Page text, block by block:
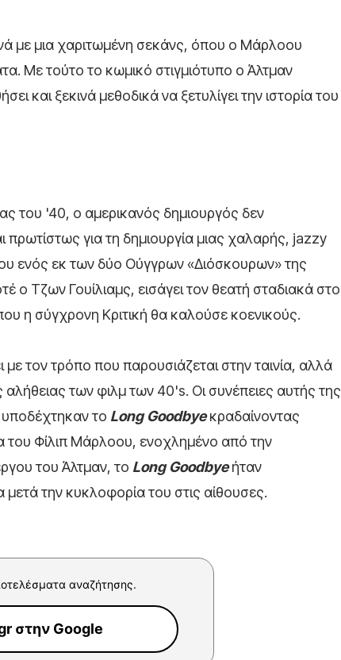
με μια χαριτωμένη σεκάνς, όπου ο Μάρλοου
Με τούτο το κωμικό στιγμιότυπο ο Άλτμαν
και ξεκινά μεθοδικά να ξετυλίγει την ιστορία του
του '40, ο αμερικανός δημιουργός δεν
για τη δημιουργία μιας χαλαρής, jazzy
ενός εκ των δύο Ούγγρων «Διόσκουρων» της
Τζων Γουίλιαμς, εισάγει τον θεατή σταδιακά στο
η σύγχρονη Κριτική θα καλούσε κοενικούς.
τον τρόπο που παρουσιάζεται στην ταινία, αλλά
των φιλμ των 40's. Οι συνέπειες αυτής της
υποδέχτηκαν το LongGoodbyeκραδαίνοντας
του Φίλιπ Μάρλοου, ενοχλημένο από την
του Άλτμαν, το LongGoodbyeήταν
μετά την κυκλοφορία του στις αίθουσες.
αναζήτησης.
στην Google